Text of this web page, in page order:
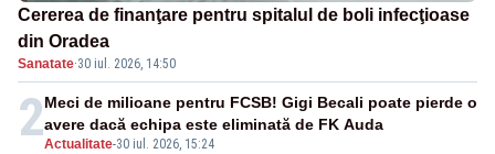
Cererea de finanţare pentru spitalul de boli infecţioase
din Oradea
Sanatate·30 iul. 2026, 14:50
2Actualitate-30 iul. 2026, 15:24
Meci de milioane pentru FCSB! Gigi Becali poate pierde o
avere dacă echipa este eliminată de FK Auda